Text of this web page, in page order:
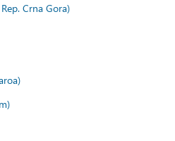
Crna Gora)